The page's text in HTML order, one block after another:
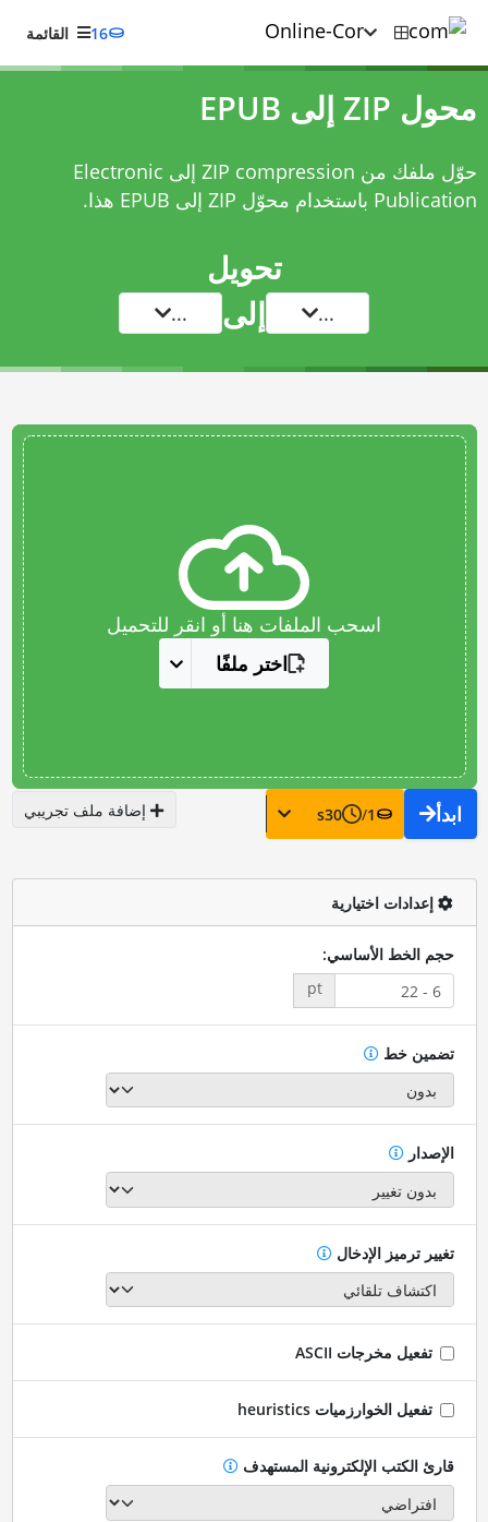
16 القائمة
محول ZIP إلى EPUB
حوّل ملفك من ZIP compression إلى Electronic
Publication باستخدام
محوّل ZIP إلى EPUB هذا.
تحويل
... إلى ...
اسحب الملفات هنا أو انقر للتحميل
اختر ملفًا
ابدأ 1
/
30
s إضافة ملف تجريبي
إعدادات اختيارية
حجم الخط الأساسي:
pt
تضمين خط
الإصدار
تغيير ترميز الإدخال
تفعيل مخرجات ASCII
تفعيل الخوارزميات heuristics
قارئ الكتب الإلكترونية المستهدف